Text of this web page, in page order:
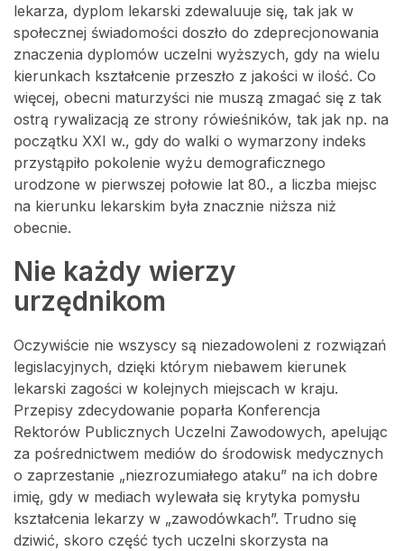
lekarza, dyplom lekarski zdewaluuje się, tak jak w
społecznej świadomości doszło do zdeprecjonowania
znaczenia dyplomów uczelni wyższych, gdy na wielu
kierunkach kształcenie przeszło z jakości w ilość. Co
więcej, obecni maturzyści nie muszą zmagać się z tak
ostrą rywalizacją ze strony rówieśników, tak jak np. na
początku XXI w., gdy do walki o wymarzony indeks
przystąpiło pokolenie wyżu demograficznego
urodzone w pierwszej połowie lat 80., a liczba miejsc
na kierunku lekarskim była znacznie niższa niż
obecnie.
Nie każdy wierzy
urzędnikom
Oczywiście nie wszyscy są niezadowoleni z rozwiązań
legislacyjnych, dzięki którym niebawem kierunek
lekarski zagości w kolejnych miejscach w kraju.
Przepisy zdecydowanie poparła Konferencja
Rektorów Publicznych Uczelni Zawodowych, apelując
za pośrednictwem mediów do środowisk medycznych
o zaprzestanie „niezrozumiałego ataku” na ich dobre
imię, gdy w mediach wylewała się krytyka pomysłu
kształcenia lekarzy w „zawodówkach”. Trudno się
dziwić, skoro część tych uczelni skorzysta na